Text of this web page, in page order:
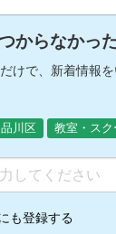
からなかっ
けで、新着情報
品川区 教室・スク
も登録する